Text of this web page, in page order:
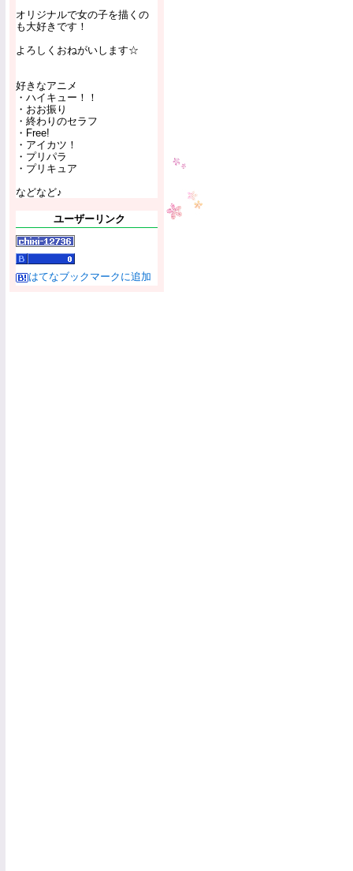
オリジナルで女の子を描くの
も大好きです！
よろしくおねがいします☆
好きなアニメ
・ハイキュー！！
・おお振り
・終わりのセラフ
・Free!
・アイカツ！
・プリパラ
・プリキュア
などなど♪
ユーザーリンク
はてなブックマークに追加